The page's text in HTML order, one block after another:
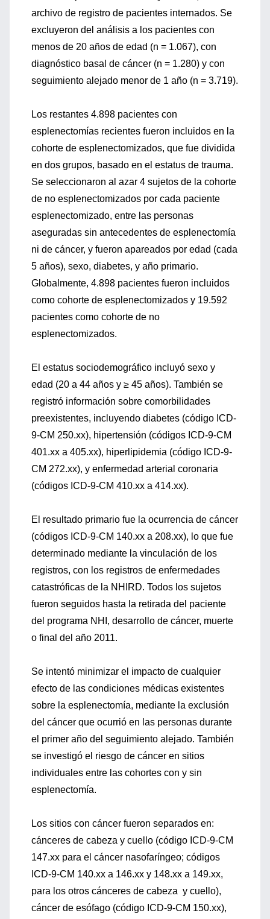
archivo de registro de pacientes internados. Se
excluyeron del análisis a los pacientes con
menos de 20 años de edad (n = 1.067), con
diagnóstico basal de cáncer (n = 1.280) y con
seguimiento alejado menor de 1 año (n = 3.719).
Los restantes 4.898 pacientes con
esplenectomías recientes fueron incluidos en la
cohorte de esplenectomizados, que fue dividida
en dos grupos, basado en el estatus de trauma.
Se seleccionaron al azar 4 sujetos de la cohorte
de no esplenectomizados por cada paciente
esplenectomizado, entre las personas
aseguradas sin antecedentes de esplenectomía
ni de cáncer, y fueron apareados por edad (cada
5 años), sexo, diabetes, y año primario.
Globalmente, 4.898 pacientes fueron incluidos
como cohorte de esplenectomizados y 19.592
pacientes como cohorte de no
esplenectomizados.
El estatus sociodemográfico incluyó sexo y
edad (20 a 44 años y ≥ 45 años). También se
registró información sobre comorbilidades
preexistentes, incluyendo diabetes (código ICD-
9-CM 250.xx), hipertensión (códigos ICD-9-CM
401.xx a 405.xx), hiperlipidemia (código ICD-9-
CM 272.xx), y enfermedad arterial coronaria
(códigos ICD-9-CM 410.xx a 414.xx).
El resultado primario fue la ocurrencia de cáncer
(códigos ICD-9-CM 140.xx a 208.xx), lo que fue
determinado mediante la vinculación de los
registros, con los registros de enfermedades
catastróficas de la NHIRD. Todos los sujetos
fueron seguidos hasta la retirada del paciente
del programa NHI, desarrollo de cáncer, muerte
o final del año 2011.
Se intentó minimizar el impacto de cualquier
efecto de las condiciones médicas existentes
sobre la esplenectomía, mediante la exclusión
del cáncer que ocurrió en las personas durante
el primer año del seguimiento alejado. También
se investigó el riesgo de cáncer en sitios
individuales entre las cohortes con y sin
esplenectomía.
Los sitios con cáncer fueron separados en:
cánceres de cabeza y cuello (código ICD-9-CM
147.xx para el cáncer nasofaríngeo; códigos
ICD-9-CM 140.xx a 146.xx y 148.xx a 149.xx,
para los otros cánceres de cabeza y cuello),
cáncer de esófago (código ICD-9-CM 150.xx),